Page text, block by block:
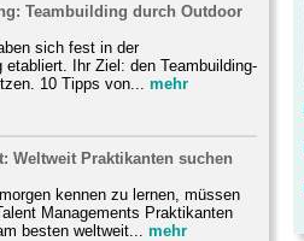
Teambuilding durch Outdoor
sich fest in der
etabliert. Ihr Ziel: den Teambuilding-
10 Tipps von...
mehr
Weltweit Praktikanten suchen
kennen zu lernen, müssen
Managements Praktikanten
besten weltweit...
mehr